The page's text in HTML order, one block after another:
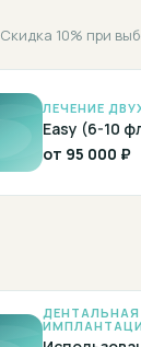
Скидка 10% при
ЛЕЧЕНИЕ
Easy (6-10
от 95 000 ₽
ДЕНТАЛЬНАЯ